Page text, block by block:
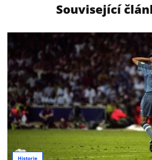
Související
Historie